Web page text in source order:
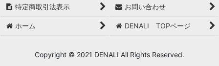
ARAI TENT(RIPEN) / アライテント(ライペン)
UNPARALLEL / アンパラレル
特定商取引法表示 お問い合わせ
ホーム DENALI TOPページ
Copyright © 2021 DENALI All Rights Reserved.